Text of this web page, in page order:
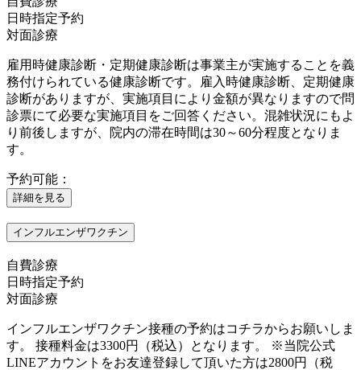
日時指定予約
対面診療
雇用時健康診断・定期健康診断は事業主が実施することを義
務付けられている健康診断です。雇入時健康診断、定期健康
診断がありますが、実施項目により金額が異なりますので問
診票にて必要な実施項目をご回答ください。混雑状況にもよ
り前後しますが、院内の滞在時間は30～60分程度となりま
す。
予約可能：
詳細を見る
インフルエンザワクチン
自費診療
日時指定予約
対面診療
インフルエンザワクチン接種の予約はコチラからお願いしま
す。 接種料金は3300円（税込）となります。 ※当院公式
LINEアカウントをお友達登録して頂いた方は2800円（税